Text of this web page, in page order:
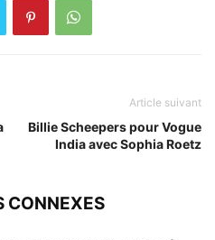
Article suivant
Billie Scheepers pour Vogue
India avec Sophia Roetz
CONNEXES